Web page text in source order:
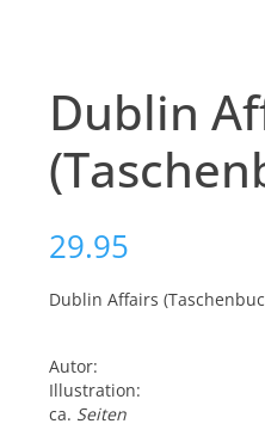
Dublin
29.95
Dublin Affairs
Autor:
Illustration:
ca. Seiten